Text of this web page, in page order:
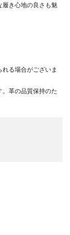
履き心地の良さも魅
る場合がございま
革の品質保持のた